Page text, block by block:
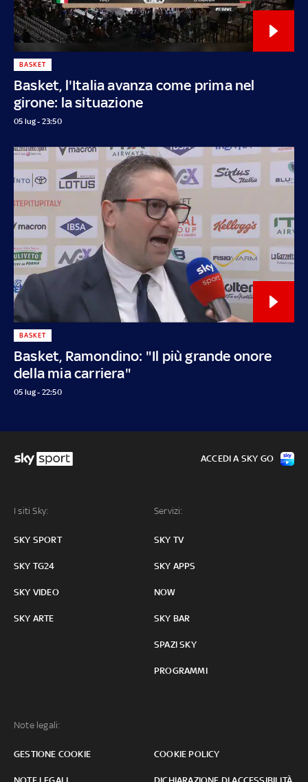
Basket, l'Italia avanza come prima nel
girone: la situazione
BASKET
05 lug - 23:50
Basket, Ramondino: "Il più grande onore
della mia carriera"
BASKET
05 lug - 22:50
I siti Sky:
SKY SPORT
SKY TG24
SKY VIDEO
SKY ARTE
Servizi:
SKY TV
SKY APPS
NOW
SKY BAR
SPAZI SKY
PROGRAMMI
Note legali:
GESTIONE COOKIE COOKIE POLICY
ACCEDI A SKY GO